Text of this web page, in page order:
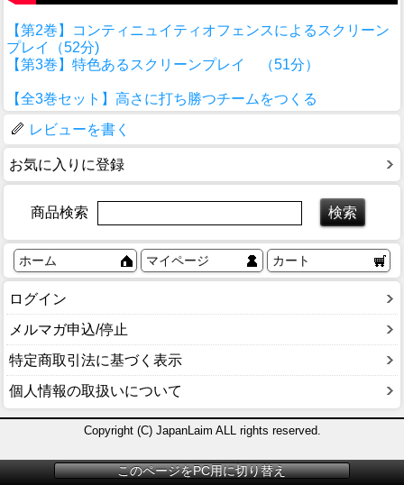
【第2巻】コンティニュイティオフェンスによるスクリーン
プレイ（52分)
【第3巻】特色あるスクリーンプレイ （51分）
【全3巻セット】高さに打ち勝つチームをつくる
レビューを書く
お気に入りに登録
商品検索
ホーム マイページ カート
ログイン
メルマガ申込/停止
特定商取引法に基づく表示
個人情報の取扱いについて
Copyright (C) JapanLaim ALL rights reserved.
このページをPC用に切り替え